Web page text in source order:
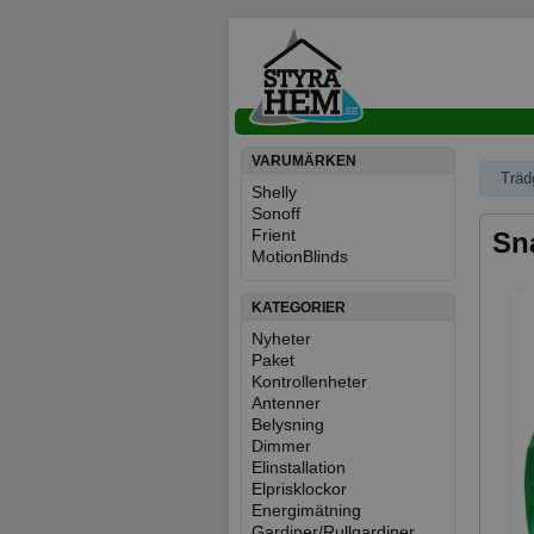
VARUMÄRKEN
Shelly
Sonoff
Frient
MotionBlinds
KATEGORIER
Nyheter
Paket
Kontrollenheter
Antenner
Belysning
Dimmer
Elinstallation
Elprisklockor
Energimätning